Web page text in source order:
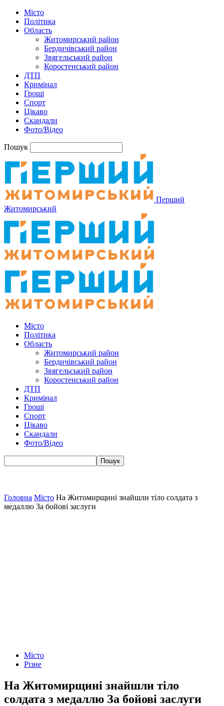
Місто
Політика
Область
Житомирський район
Бердичівський район
Звягельський район
Коростенський район
ДТП
Кримінал
Гроші
Спорт
Цікаво
Скандали
Фото/Відео
Пошук
Перший
Житомирський
Місто
Політика
Область
Житомирський район
Бердичівський район
Звягельський район
Коростенський район
ДТП
Кримінал
Гроші
Спорт
Цікаво
Скандали
Фото/Відео
Головна Місто На Житомирщині знайшли тіло солдата з
медаллю За бойові заслуги
Місто
Різне
На Житомирщині знайшли тіло
солдата з медаллю За бойові заслуги